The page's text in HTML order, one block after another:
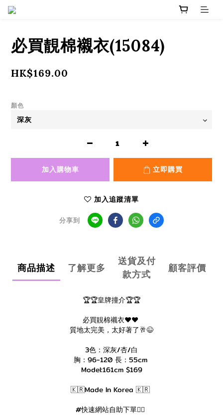
必買靚棉襯衣(15084)
HK$169.00
顏色
加入購物車 立即購買
加入追蹤清單
分享到
商品描述 了解更多
送貨及付
款方式
顧客評價
🏆🏆皇牌撞介🏆🏆
必買靚棉襯衣❤️❤️
質地太完美，太好著了🥂😉
3色：深灰/杏/白
胸：96-120 長：55cm
Model:161cm $169
🇰🇷Made In Korea 🇰🇷
#快速網站自助下單👇🏻